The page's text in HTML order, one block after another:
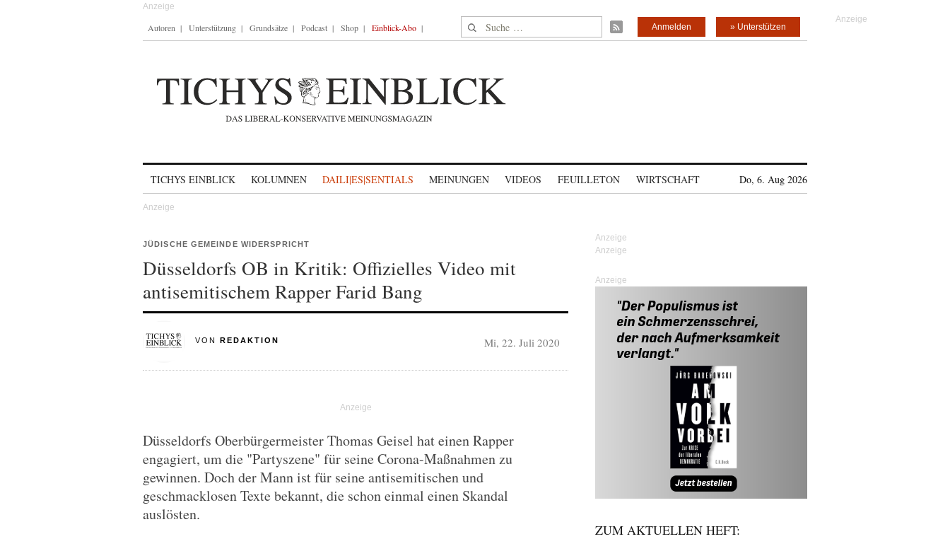
Autoren Unterstützung Grundsätze Podcast Shop Einblick-Abo Suche nach: » Unterstützen
Anmelden
TICHYS EINBLICK KOLUMNEN DAILI|ES|SENTIALS MEINUNGEN VIDEOS FEUILLETON WIRTSCHAFT Do, 6. Aug 2026
JÜDISCHE GEMEINDE WIDERSPRICHT
Düsseldorfs OB in Kritik: Offizielles Video mit
antisemitischem Rapper Farid Bang
VON REDAKTION Mi, 22. Juli 2020
Düsseldorfs Oberbürgermeister Thomas Geisel hat einen Rapper
engagiert, um die "Partyszene" für seine Corona-Maßnahmen zu
gewinnen. Doch der Mann ist für seine antisemitischen und
geschmacklosen Texte bekannt, die schon einmal einen Skandal
auslösten.
Anzeige
ZUM AKTUELLEN HEFT: